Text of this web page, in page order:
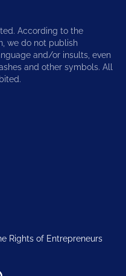
According to the
we do not publish
and/or insults, even
and other symbols. All
Rights of Entrepreneurs